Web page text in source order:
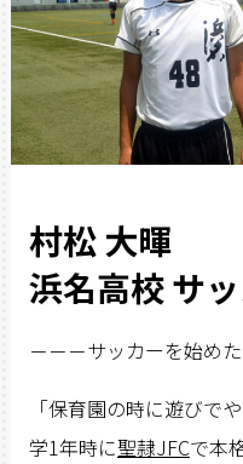
村松 大暉
浜名高校 サ
－－－サッカーを始め
「保育園の時に遊びで
学1年時に聖隷JFCで本